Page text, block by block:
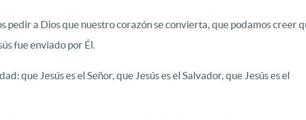
pedir a Dios que nuestro corazón se convierta, que podamos creer
fue enviado por Él.
que Jesús es el Señor, que Jesús es el Salvador, que Jesús es el